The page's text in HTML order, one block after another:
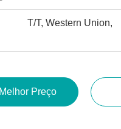
T/T, Western Union,
Preço